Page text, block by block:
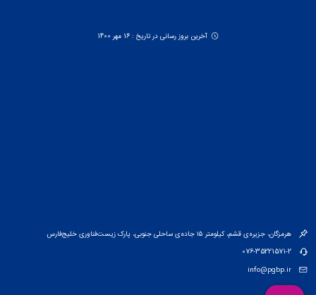
آخرین بروز رسانی در تاریخ : 16 مهر 1400
هرمزگان، جزیره‌ی قشم، کیلومتر ۱۵ جاده‌ی ساحلی جنوبی، پارک زیست‌فناوری خلیج‌فارس
076-35221571-2
info@pgbp.ir